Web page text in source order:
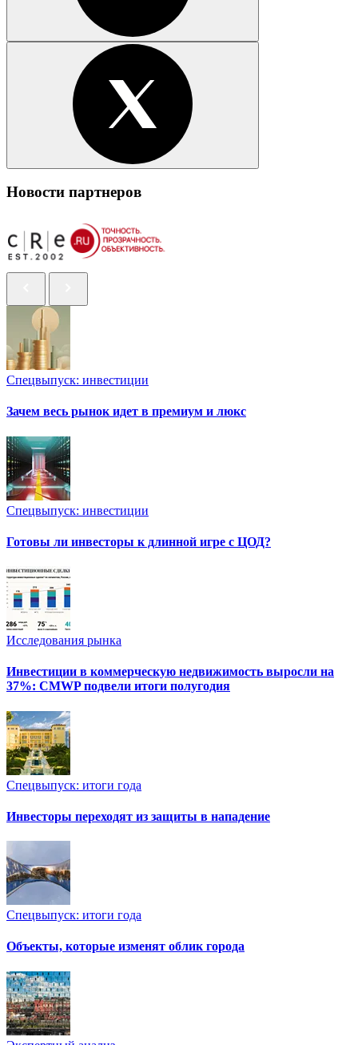
Новости партнеров
Спецвыпуск: инвестиции
Зачем весь рынок идет в премиум и люкс
Спецвыпуск: инвестиции
Готовы ли инвесторы к длинной игре с ЦОД?
Исследования рынка
Инвестиции в коммерческую недвижимость выросли на
37%: CMWP подвели итоги полугодия
Спецвыпуск: итоги года
Инвесторы переходят из защиты в нападение
Спецвыпуск: итоги года
Объекты, которые изменят облик города